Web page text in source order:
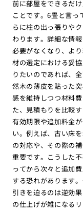
前に部屋をできるだ
ことです。6畳と言っ
らに柱の出っ張りや
わります。詳細な情
必要がなくなり、よ
材の選定における妥
りたいのであれば、
然木の薄皮を貼った
感を維持しつつ材料
た、見積もりを比較
有効期限や追加料金
い。例えば、古い床
の対応や、その際の
重要です。こうした
ってから次々と追加
する恐れがあります
引きを迫るのは逆効
の仕上げが雑になる